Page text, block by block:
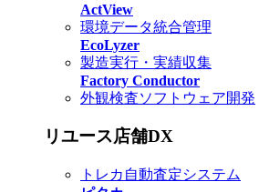
ActView
環境データ統合管理
EcoLyzer
製造実行・実績収集
Factory Conductor
外観検査ソフトウェア開発
リユース店舗DX
トレカ自動査定システム